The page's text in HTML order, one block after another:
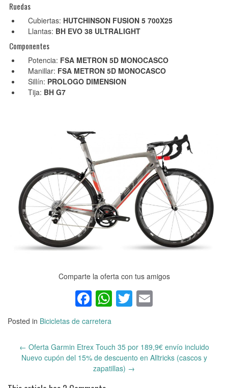
Ruedas
Cubiertas: HUTCHINSON FUSION 5 700X25
Llantas: BH EVO 38 ULTRALIGHT
Componentes
Potencia: FSA METRON 5D MONOCASCO
Manillar: FSA METRON 5D MONOCASCO
Sillín: PROLOGO DIMENSION
Tija: BH G7
Comparte la oferta con tus amigos
Facebook
WhatsApp
Twitter
Posted in Bicicletas de carretera
Post
← Oferta Garmin Etrex Touch 35 por 189,9€ envío incluido
Nuevo cupón del 15% de descuento en Alltricks (cascos y
zapatillas) →